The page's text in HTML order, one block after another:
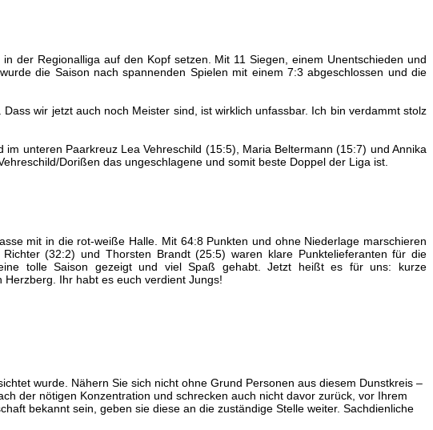
der Regionalliga auf den Kopf setzen. Mit 11 Siegen, einem Unentschieden und
die Saison nach spannenden Spielen mit einem 7:3 abgeschlossen und die
wir jetzt auch noch Meister sind, ist wirklich unfassbar. Ich bin verdammt stolz
unteren Paarkreuz Lea Vehreschild (15:5), Maria Beltermann (15:7) und Annika
Dorißen das ungeschlagene und somit beste Doppel der Liga ist.
mit in die rot-weiße Halle. Mit 64:8 Punkten und ohne Niederlage marschieren
(32:2) und Thorsten Brandt (25:5) waren klare Punktelieferanten für die
tolle Saison gezeigt und viel Spaß gehabt. Jetzt heißt es für uns: kurze
Ihr habt es euch verdient Jungs!
wurde. Nähern Sie sich nicht ohne Grund Personen aus diesem Dunstkreis –
der nötigen Konzentration und schrecken auch nicht davor zurück, vor Ihrem
bekannt sein, geben sie diese an die zuständige Stelle weiter. Sachdienliche